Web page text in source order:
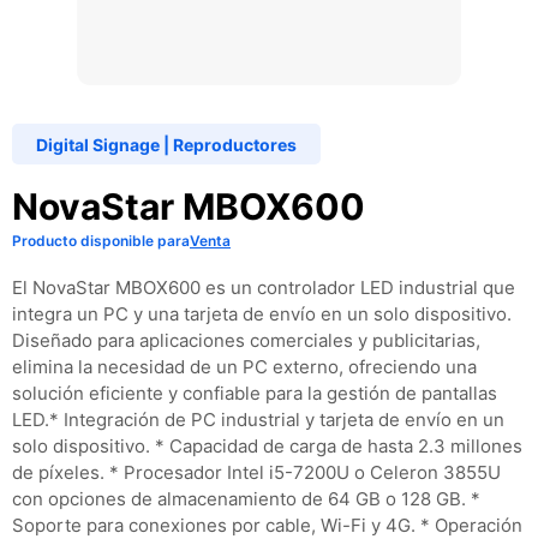
Digital Signage Reproductores
NovaStar MBOX600
Producto disponible paraVenta
El NovaStar MBOX600 es un controlador LED industrial que
integra un PC y una tarjeta de envío en un solo dispositivo.
Diseñado para aplicaciones comerciales y publicitarias,
elimina la necesidad de un PC externo, ofreciendo una
solución eficiente y confiable para la gestión de pantallas
LED.​ * Integración de PC industrial y tarjeta de envío en un
solo dispositivo. * Capacidad de carga de hasta 2.3 millones
de píxeles. * Procesador Intel i5-7200U o Celeron 3855U
con opciones de almacenamiento de 64 GB o 128 GB. *
Soporte para conexiones por cable, Wi-Fi y 4G. * Operación